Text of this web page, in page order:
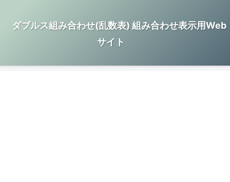
ダブルス組み合わせ(乱数表) 組み合わせ表示用Web
サイト